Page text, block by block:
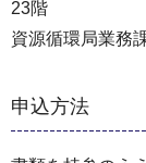
23階
資源循環局業務
申込方法